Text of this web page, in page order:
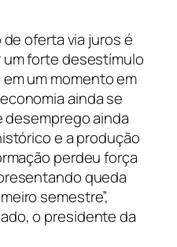
oferta via juros é
forte desestímulo
um momento em
ainda se
desemprego ainda
e a produção
perdeu força
queda
semestre”,
o presidente da